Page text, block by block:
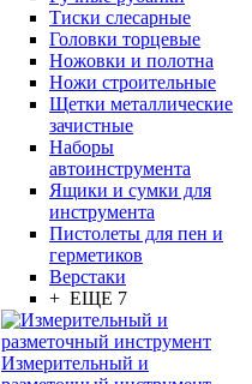
Тиски слесарные
Головки торцевые
Ножовки и полотна
Ножи строительные
Щетки металлические
зачистные
Наборы
автоинструмента
Ящики и сумки для
инструмента
Пистолеты для пен и
герметиков
Верстаки
+ ЕЩЕ 7
Измерительный и